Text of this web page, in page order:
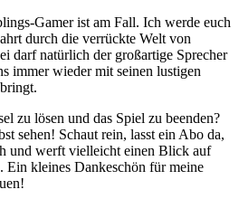
Gamer ist am Fall. Ich werde euch
durch die verrückte Welt von
darf natürlich der großartige Sprecher
immer wieder mit seinen lustigen
zu lösen und das Spiel zu beenden?
sehen! Schaut rein, lasst ein Abo da,
und werft vielleicht einen Blick auf
. Ein kleines Dankeschön für meine